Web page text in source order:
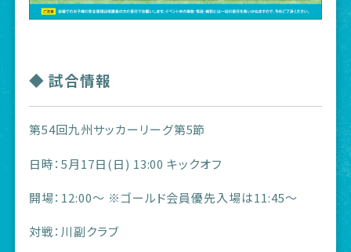
◆ 試合情報
第54回九州サッカーリーグ第5節
日時：5月17日(日) 13:00 キックオフ
開場：12:00〜 ※ゴールド会員優先入場は11:45〜
対戦：川副クラブ